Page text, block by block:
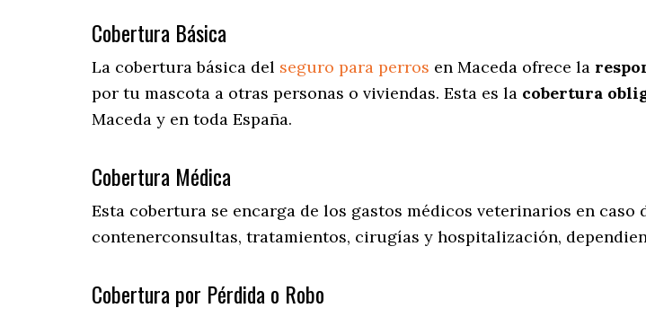
Cobertura Básica
La cobertura básica del seguro para perros en Maceda ofrece la
por tu mascota a otras personas o viviendas. Esta es la cobertura
Maceda y en toda España.
Cobertura Médica
Esta cobertura se encarga de los gastos médicos veterinarios en caso
contenerconsultas, tratamientos, cirugías y hospitalización,
Cobertura por Pérdida o Robo